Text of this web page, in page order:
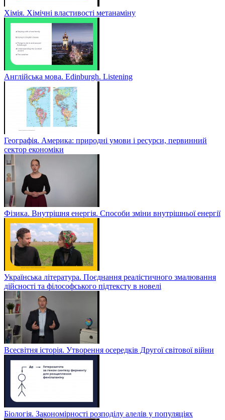
Хімія. Хімічні властивості метанаміну
Англійська мова. Edinburgh. Listening
Географія. Америка: природні умови і ресурси, первинний
сектор економіки
Фізика. Внутрішня енергія. Способи зміни внутрішньої енергії
Українська література. Поєднання реалістичного змалювання
дійсності та філософського підтексту в новелі
Всесвітня історія. Утворення осередків Другої світової війни
Біологія. Закономірності розподілу алелів у популяціях